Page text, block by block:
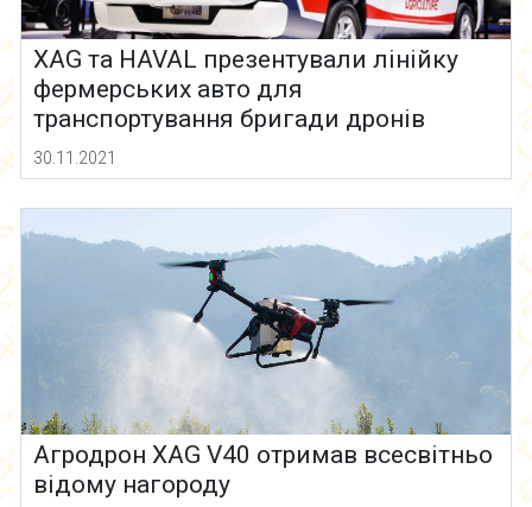
XAG та HAVAL презентували лінійку
фермерських авто для
транспортування бригади дронів
30.11.2021
Агродрон XAG V40 отримав всесвітньо
відому нагороду